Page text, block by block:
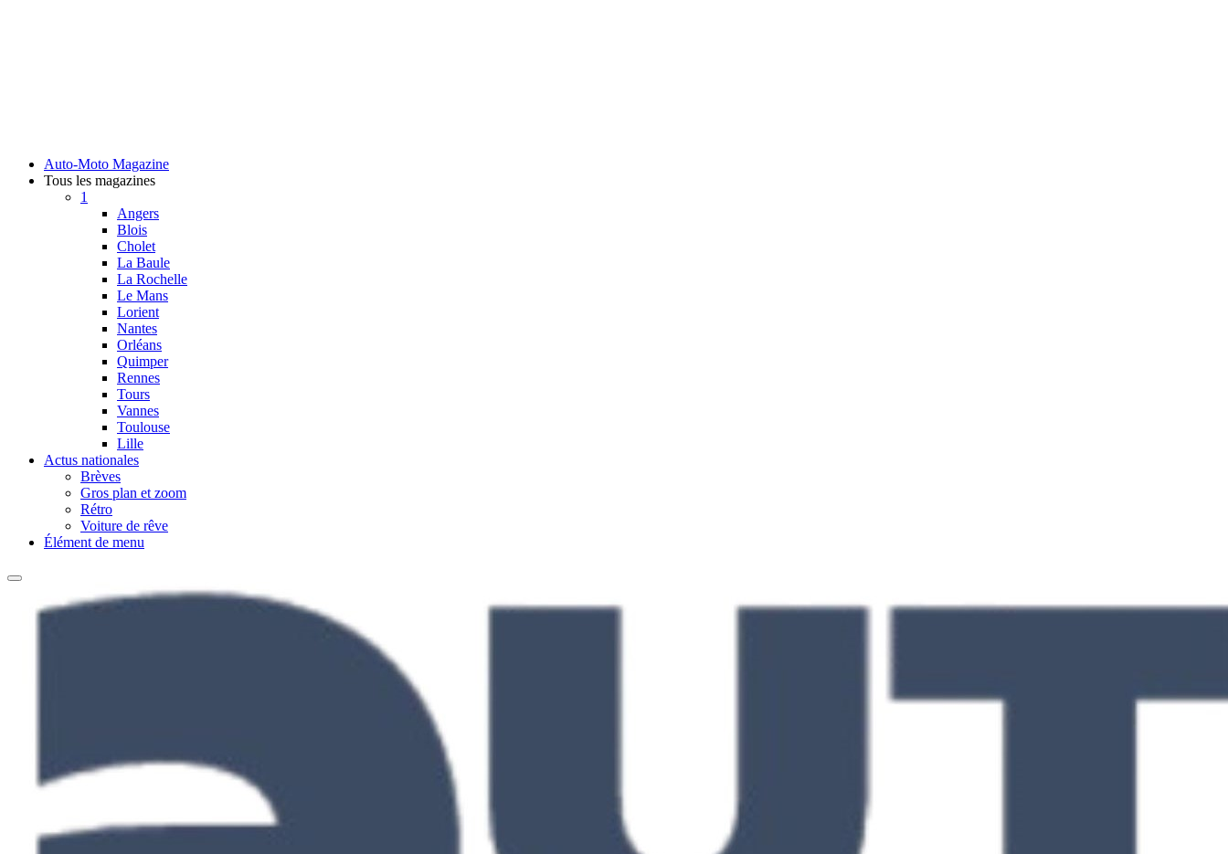
Auto-Moto Magazine
Tous les magazines
1
Angers
Blois
Cholet
La Baule
La Rochelle
Le Mans
Lorient
Nantes
Orléans
Quimper
Rennes
Tours
Vannes
Toulouse
Lille
Actus nationales
Brèves
Gros plan et zoom
Rétro
Voiture de rêve
Élément de menu